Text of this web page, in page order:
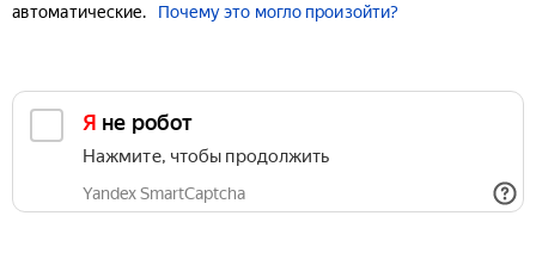
автоматические.
Почему это могло произойти?
Я не робот
Нажмите, чтобы продолжить
Yandex SmartCaptcha